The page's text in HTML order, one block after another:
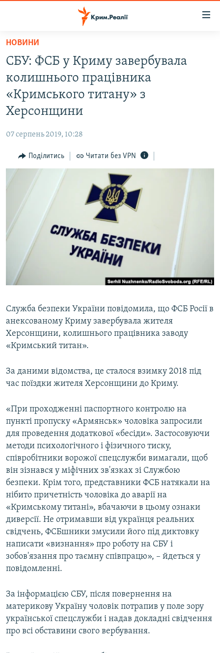
Перейти
основного
матеріалу
Перейти
до
основної
Перейти
пошуку
ВІДЕО ТА ФОТО
ПОЛІТИКА
ПОГЛЯД
ІНТЕРВ'Ю
ВСЕ ЗА ДЕНЬ
СПЕЦПРОЕКТИ
ДЕПОРТАЦІЯ
ВІДЕОУРОКИ «ELIFBE»
СВІДЧЕННЯ ОКУПАЦІЇ
УКРАЇНСЬКА ПРОБЛЕМА КРИМУ
ІНФОГРАФІКА
ЯК ОБІЙТИ БЛОКУВАННЯ
Русский
Qırımtatar
ДОЛУЧАЙСЯ!
Усі сайти RFE/RL
НОВИНИ
СБУ: ФСБ у Криму завербувала
колишнього працівника
«Кримського титану» з
Херсонщини
07 серпень 2019, 10:28
Поділитись Читати без VPN
Служба безпеки України повідомила, що ФСБ Росії в
анексованому Криму завербувала жителя
Херсонщини, колишнього працівника заводу
«Кримський титан».
За даними відомства, це сталося взимку 2018 під
час поїздки жителя Херсонщини до Криму.
«При проходженні паспортного контролю на
пункті пропуску «Армянськ» чоловіка запросили
для проведення додаткової «бесіди». Застосовуючи
методи психологічного і фізичного тиску,
співробітники ворожої спецслужби вимагали, щоб
він зізнався у міфічних зв'язках зі Службою
безпеки. Крім того, представники ФСБ натякали на
нібито причетність чоловіка до аварії на
«Кримському титані», вбачаючи в цьому ознаки
диверсії. Не отримавши від українця реальних
свідчень, ФСБшники змусили його під диктовку
написати «визнання» про роботу на СБУ і
зобов'язання про таємну співпрацю», – йдеться у
повідомленні.
За інформацією СБУ, після повернення на
материкову Україну чоловік потрапив у поле зору
української спецслужби і надав докладні свідчення
про всі обставини свого вербування.